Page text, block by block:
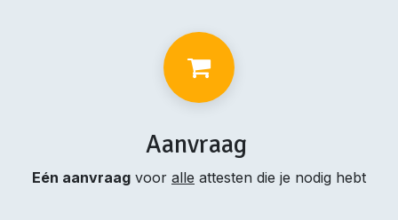
Aanvraag
Eén aanvraag voor alle attesten die je nodig hebt